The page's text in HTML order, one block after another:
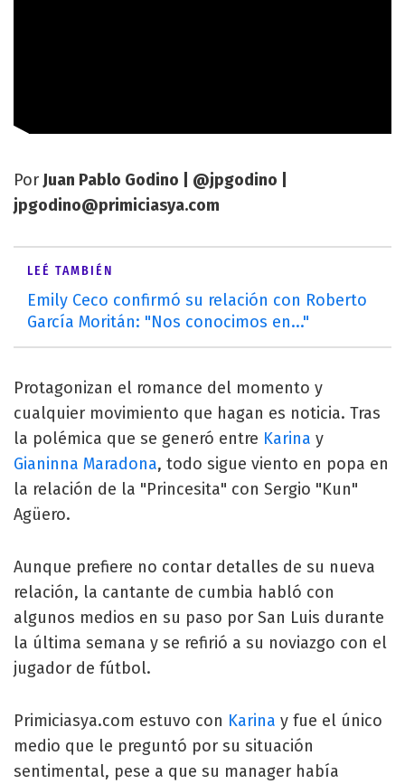
Por Juan Pablo Godino | @jpgodino |
jpgodino@primiciasya.com
LEÉ TAMBIÉN
Emily Ceco confirmó su relación con Roberto
García Moritán: "Nos conocimos en..."
Protagonizan el romance del momento y
cualquier movimiento que hagan es noticia. Tras
la polémica que se generó entre Karina y
Gianinna Maradona, todo sigue viento en popa en
la relación de la "Princesita" con Sergio "Kun"
Agüero.
Aunque prefiere no contar detalles de su nueva
relación, la cantante de cumbia habló con
algunos medios en su paso por San Luis durante
la última semana y se refirió a su noviazgo con el
jugador de fútbol.
Primiciasya.com estuvo con Karina y fue el único
medio que le preguntó por su situación
sentimental, pese a que su manager había